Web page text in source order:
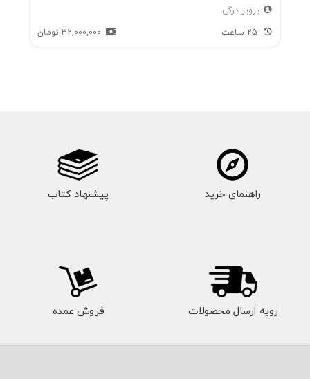
پرویز درگی
32,000,000 تومان
راهنمای خرید پیشنهاد کتاب
رویه ارسال محصولات فروش عمده